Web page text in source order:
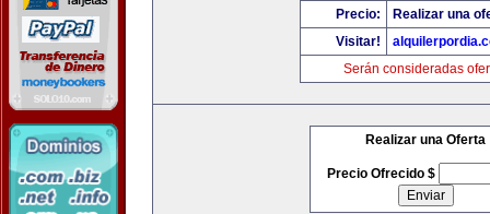
Precio:
Realizar una
Visitar!
Serán consideradas
Realizar una Oferta
Precio Ofrecido $